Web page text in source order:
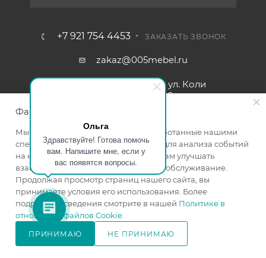
Ольга
Здравствуйте! Готова помочь
вам. Напишите мне, если у
вас появятся вопросы.
+7 921 754 4453 ЗАКАЗАТЬ ЗВОНОК
zakaz@005mebel.ru
г. Санкт-Петербург, ул. Коли
Томчака д. 28
Интернет магазин мебели в Санкт-Петербурге © 2000-2026
г.
Файлы cookie
Мы используем файлы cookie, разработанные нашими
специалистами и третьими лицами, для анализа событий
на нашем веб-сайте, что позволяет нам улучшать
взаимодействие с пользователями и обслуживание.
Продолжая просмотр страниц нашего сайта, вы
принимаете условия его использования. Более
подробные сведения смотрите в нашей Политике в
отношении файлов Cookie
ПРИНИМАЮ НЕ ПРИНИМАЮ